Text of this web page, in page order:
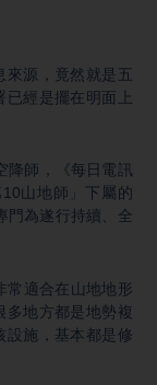
來源，竟然就是五
經是擺在明面上
降師，《每日電訊
山地師」下屬的
門為遂行持續、全
常適合在山地地形
多地方都是地勢複
設施，基本都是修